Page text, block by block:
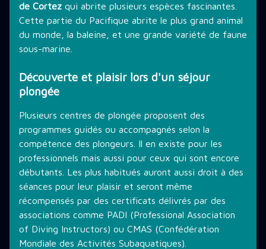
LES PROMOTIONS
STAGE PLONGÉE
INFORMATIONS PRATIQUES
CONTACT
de Cortez qui abrite plusieurs espèces fascinantes.
Cette partie du Pacifique abrite le plus grand animal
du monde, la baleine, et une grande variété de faune
sous-marine.
Découverte et plaisir lors d'un séjour
plongée
Plusieurs centres de plongée proposent des
programmes guidés ou accompagnés selon la
compétence des plongeurs. Il en existe pour les
professionnels mais aussi pour ceux qui sont encore
débutants. Les plus habitués auront aussi droit à des
séances pour leur plaisir et seront même
récompensés par des certificats délivrés par des
associations comme PADI (Professional Association
of Diving Instructors) ou CMAS (Confédération
Mondiale des Activités Subaquatiques).